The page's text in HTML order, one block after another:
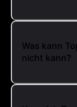
Was kann
nicht kann?